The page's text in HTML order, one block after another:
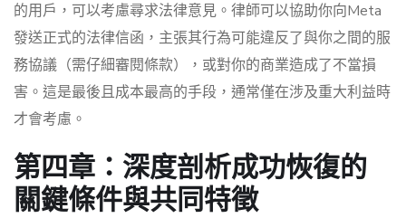
的用戶，可以考慮尋求法律意見。律師可以協助你向Meta
發送正式的法律信函，主張其行為可能違反了與你之間的服
務協議（需仔細審閱條款），或對你的商業造成了不當損
害。這是最後且成本最高的手段，通常僅在涉及重大利益時
才會考慮。
第四章：深度剖析成功恢復的
關鍵條件與共同特徵